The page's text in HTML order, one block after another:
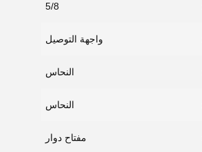
5/8
واجهة التوصيل
النحاس
النحاس
مفتاح دوار